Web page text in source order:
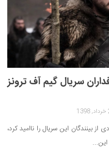
سریال گیم آف ترونز
بینندگان این سریال را ناامید کرد،